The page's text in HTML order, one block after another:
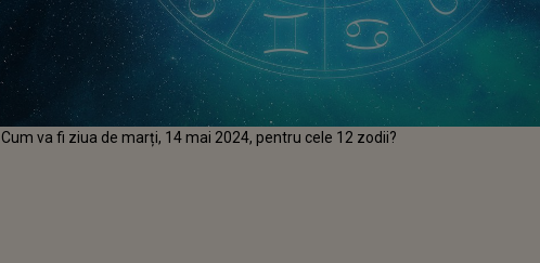
Cum va fi ziua de marți, 14 mai 2024, pentru cele 12 zodii?